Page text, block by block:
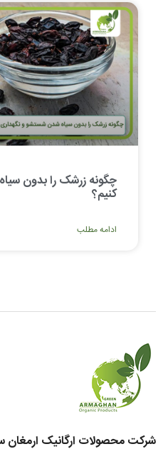
چگونه زرشک را بدون
کنیم؟
ادامه مطلب
شرکت محصولات ارگانیک ارمغان